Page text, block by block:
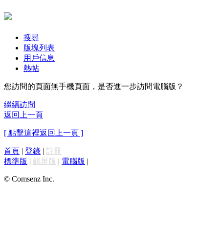
搜尋
版塊列表
用戶信息
熱帖
您訪問的頁面無手機頁面，是否進一步訪問電腦版？
繼續訪問
返回上一頁
[ 點擊這裡返回上一頁 ]
首頁 | 登錄 | 註冊
標準版 | 觸屏版 | 電腦版 |
© Comsenz Inc.